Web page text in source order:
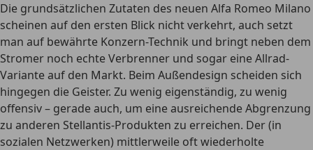
Die grundsätzlichen Zutaten des neuen Alfa Romeo Milano
scheinen auf den ersten Blick nicht verkehrt, auch setzt
man auf bewährte Konzern-Technik und bringt neben dem
Stromer noch echte Verbrenner und sogar eine Allrad-
Variante auf den Markt. Beim Außendesign scheiden sich
hingegen die Geister. Zu wenig eigenständig, zu wenig
offensiv – gerade auch, um eine ausreichende Abgrenzung
zu anderen Stellantis-Produkten zu erreichen. Der (in
sozialen Netzwerken) mittlerweile oft wiederholte